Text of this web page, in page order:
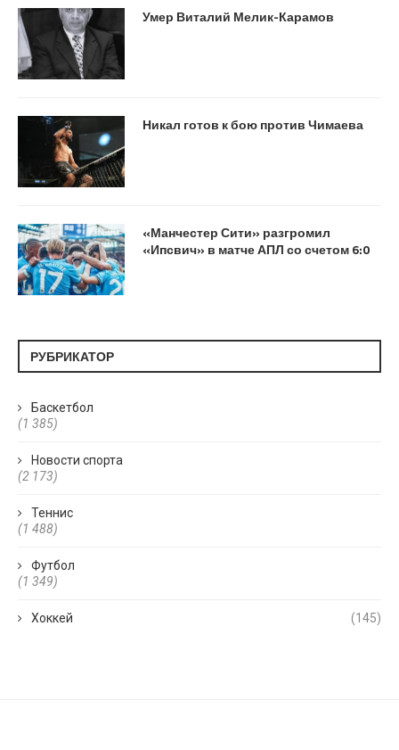
Умер Виталий Мелик-Карамов
Никал готов к бою против Чимаева
«Манчестер Сити» разгромил
«Ипсвич» в матче АПЛ со счетом 6:0
РУБРИКАТОР
Баскетбол
(1 385)
Новости спорта
(2 173)
Теннис
(1 488)
Футбол
(1 349)
Хоккей (145)